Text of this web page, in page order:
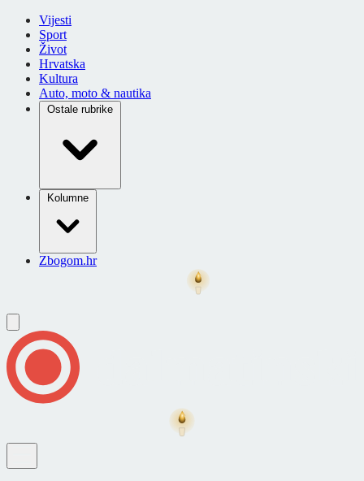
Vijesti
Sport
Život
Hrvatska
Kultura
Auto, moto & nautika
Ostale rubrike
Kolumne
Zbogom.hr